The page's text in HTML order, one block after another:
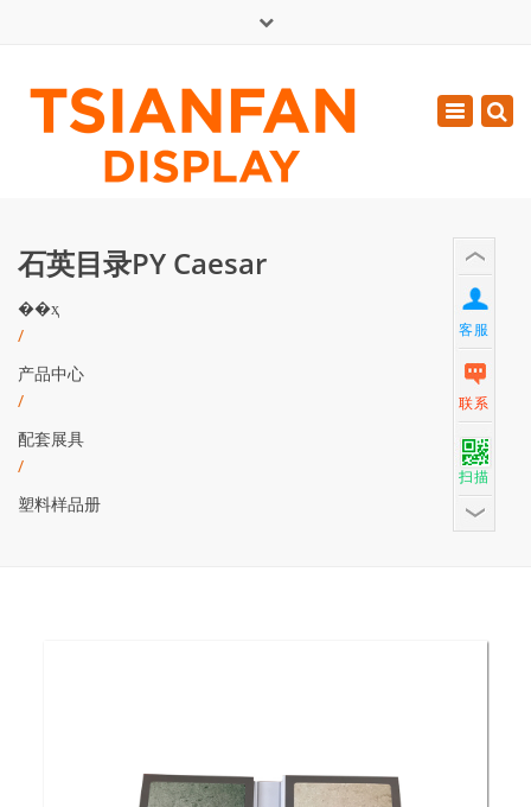
周一 - 周六: 7:00 - 17:00
0086-13365904989
Toggle
石英目录PY Caesar
��ҳ
/
产品中心
/
配套展具
/
塑料样品册
客服
联系
扫描